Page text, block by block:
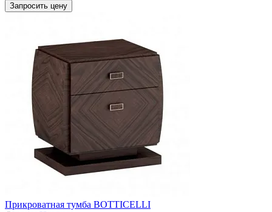
Запросить цену
Прикроватная тумба BOTTICELLI